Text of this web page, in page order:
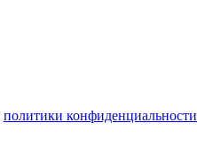
политики конфиденциальности